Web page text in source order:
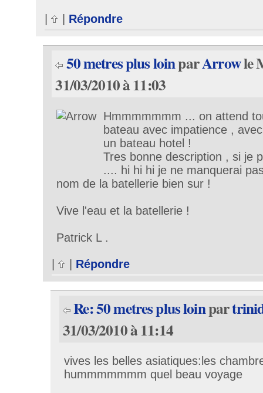
Répondre
50 metres plus loinparArrowle
31/03/2010 à 11:03
Hmmmmmmm ... on attend
bateau avec impatience ,
un bateau hotel !
Tres bonne description , si je
.... hi hi hi je ne manquerai
nom de la batellerie bien sur !
Vive l'eau et la batellerie !
Patrick L .
| | Répondre
Re: 50 metres plus loinpar
31/03/2010 à 11:14
vives les belles asiatiques:les
hummmmmmm quel beau voyage